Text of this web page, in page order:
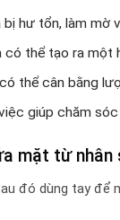
hư tổn, làm mờ
thể tạo ra
thể cân bằng
giúp chăm
mặt từ nhân
đó dùng tay